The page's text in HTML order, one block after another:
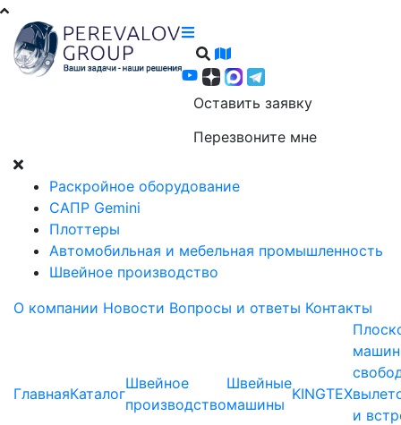
Оставить заявку
Перезвоните мне
Раскройное оборудование
САПР Gemini
Плоттеры
Автомобильная и мебельная промышленность
Швейное производство
О компании Новости Вопросы и ответы Контакты
ГлавнаяКаталог
Швейное
производство
Швейные
машины
KINGTEX
и